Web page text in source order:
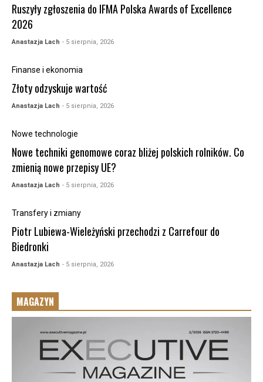
Ruszyły zgłoszenia do IFMA Polska Awards of Excellence
2026
Anastazja Lach - 5 sierpnia, 2026
Finanse i ekonomia
Złoty odzyskuje wartość
Anastazja Lach - 5 sierpnia, 2026
Nowe technologie
Nowe techniki genomowe coraz bliżej polskich rolników. Co
zmienią nowe przepisy UE?
Anastazja Lach - 5 sierpnia, 2026
Transfery i zmiany
Piotr Lubiewa-Wieleżyński przechodzi z Carrefour do
Biedronki
Anastazja Lach - 5 sierpnia, 2026
MAGAZYN